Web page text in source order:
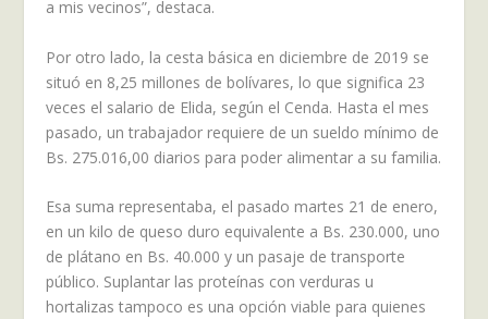
a mis vecinos”, destaca.
Por otro lado, la cesta básica en diciembre de 2019 se
situó en 8,25 millones de bolívares, lo que significa 23
veces el salario de Elida, según el Cenda. Hasta el mes
pasado, un trabajador requiere de un sueldo mínimo de
Bs. 275.016,00 diarios para poder alimentar a su familia.
Esa suma representaba, el pasado martes 21 de enero,
en un kilo de queso duro equivalente a Bs. 230.000, uno
de plátano en Bs. 40.000 y un pasaje de transporte
público. Suplantar las proteínas con verduras u
hortalizas tampoco es una opción viable para quienes